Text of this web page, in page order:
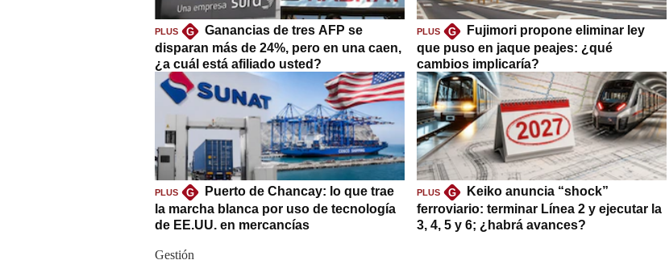
PLUS G
Ganancias de tres AFP se
disparan más de 24%, pero en una caen,
¿a cuál está afiliado usted?
PLUS G
Fujimori propone eliminar ley
que puso en jaque peajes: ¿qué
cambios implicaría?
PLUS G
Puerto de Chancay: lo que trae
la marcha blanca por uso de tecnología
de EE.UU. en mercancías
PLUS G
Keiko anuncia “shock”
ferroviario: terminar Línea 2 y ejecutar la
3, 4, 5 y 6; ¿habrá avances?
Gestión